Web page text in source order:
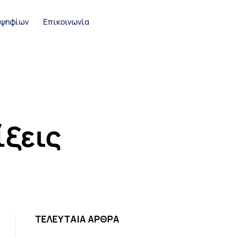
Επικοινωνία
ΤΕΛΕΥΤΑΙΑ ΑΡΘΡΑ